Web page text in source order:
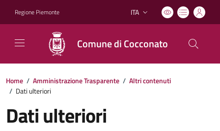
Regione Piemonte Lingua attiva:
ITA
Comune di Cocconato
Home / Amministrazione Trasparente / Altri contenuti
/ Dati ulteriori
Dati ulteriori